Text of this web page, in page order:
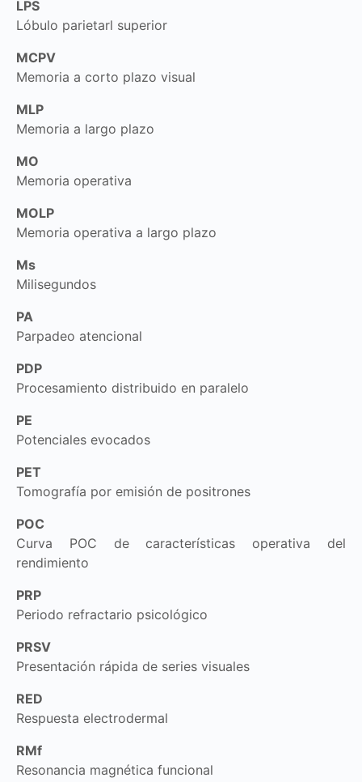
LPS
Lóbulo parietarl superior
MCPV
Memoria a corto plazo visual
MLP
Memoria a largo plazo
MO
Memoria operativa
MOLP
Memoria operativa a largo plazo
Ms
Milisegundos
PA
Parpadeo atencional
PDP
Procesamiento distribuido en paralelo
PE
Potenciales evocados
PET
Tomografía por emisión de positrones
POC
Curva POC de características operativa del
rendimiento
PRP
Periodo refractario psicológico
PRSV
Presentación rápida de series visuales
RED
Respuesta electrodermal
RMf
Resonancia magnética funcional